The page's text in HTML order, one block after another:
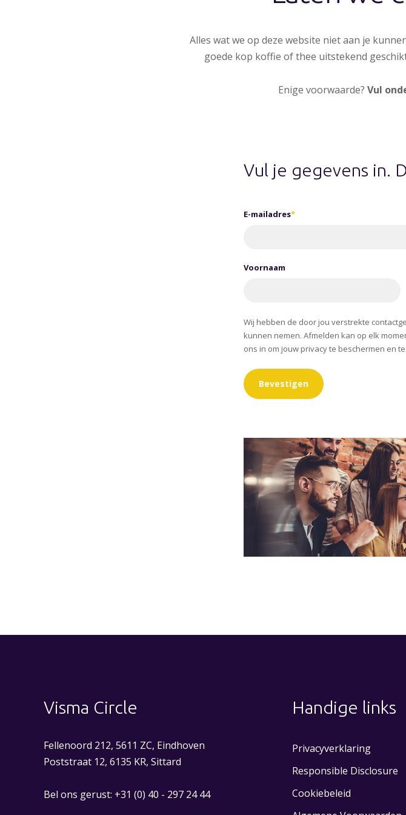
Alles wat we op deze website niet aan je
goede kop koffie of thee uitstekend
Enige voorwaarde? Vul
Vul je gegevens in.
E-mailadres*
Voornaam
Wij hebben de door jou verstrekte
kunnen nemen. Afmelden kan op elk
ons in om jouw privacy te beschermen en
Visma Circle
Fellenoord 212, 5611 ZC, Eindhoven
Poststraat 12, 6135 KR, Sittard
Bel ons gerust: +31 (0) 40 - 297 24 44
Handige links
Privacyverklaring
Responsible Disclosure
Cookiebeleid